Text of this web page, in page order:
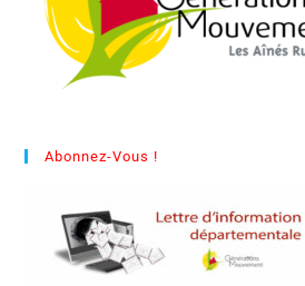
Abonnez-Vous !